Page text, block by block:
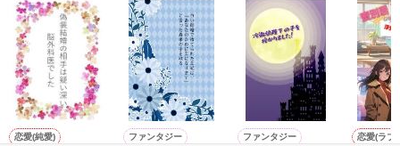
作品を読む
た上、同居まで提案してきて──？
鷹哉『宜しくな、俺の雛子』🦅
雛子『俺の……ひぃ、雛子？！！！』🐥
シゴデキで冷徹な上司が見せる素顔は、なぜか想像以上に甘く
て……🐥💓🦅
恋愛(純愛) ファンタジー ファンタジー 恋愛(ラブ